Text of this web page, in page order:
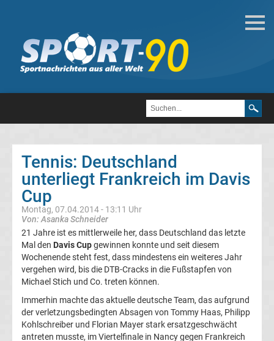
Tennis
Alle
Damen
Alle
Wimbledonsieger
der
Herren
Deutscher
Tennis: Deutschland
unterliegt Frankreich im Davis
Cup
Montag, 07.04.2014 - 13:11 Uhr
Von: Asanka Schneider
21 Jahre ist es mittlerweile her, dass Deutschland das letzte
Mal den Davis Cupgewinnen konnte und seit diesem
Wochenende steht fest, dass mindestens ein weiteres Jahr
vergehen wird, bis die DTB-Cracks in die Fußstapfen von
Michael Stich und Co. treten können.
Immerhin machte das aktuelle deutsche Team, das aufgrund
der verletzungsbedingten Absagen von Tommy Haas, Philipp
Kohlschreiber und Florian Mayer stark ersatzgeschwächt
antreten musste, im Viertelfinale in Nancy gegen Frankreich